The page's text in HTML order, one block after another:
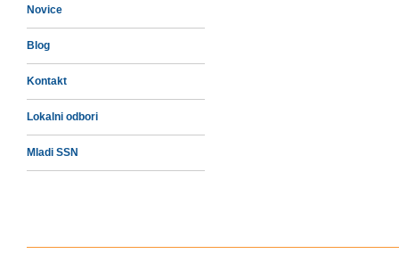
Novice
Blog
Kontakt
Lokalni odbori
Mladi SSN